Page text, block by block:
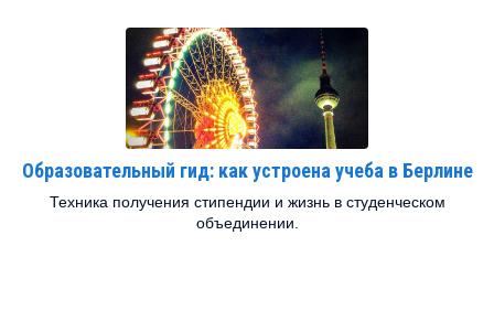
Образовательный гид: как устроена учеба в Берлине
Техника получения стипендии и жизнь в студенческом
объединении.